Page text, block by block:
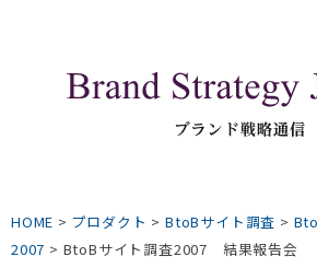
HOME > プロダクト >BtoBサイト調査 >
2007 > BtoBサイト調査2007 結果報告会